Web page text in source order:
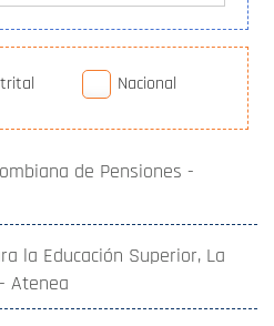
Nacional
de Pensiones -
la Educación Superior, La
Atenea